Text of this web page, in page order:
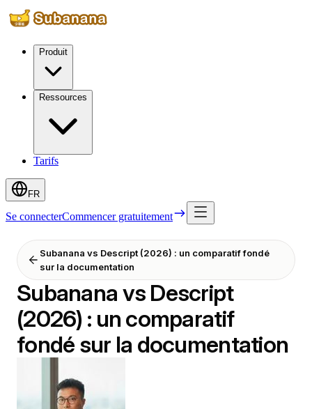
Produit
Ressources
Tarifs
FR
Se connecterCommencer gratuitement
Subanana vs Descript (2026) : un comparatif fondé
sur la documentation
Subanana vs Descript
(2026) : un comparatif
fondé sur la documentation